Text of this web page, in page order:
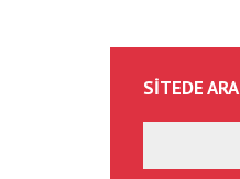
SITEDE ARA